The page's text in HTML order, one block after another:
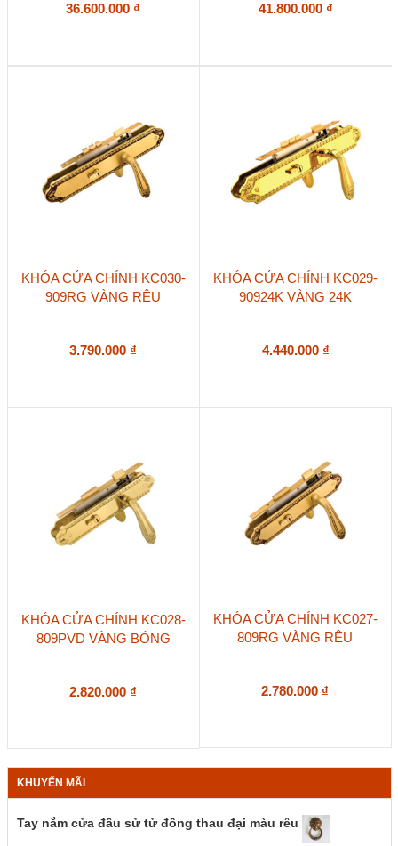
36.600.000 ₫ 41.800.000 ₫
KHÓA CỬA CHÍNH KC030-
909RG VÀNG RÊU
3.790.000 ₫
KHÓA CỬA CHÍNH KC029-
90924K VÀNG 24K
4.440.000 ₫
KHÓA CỬA CHÍNH KC028-
809PVD VÀNG BÓNG
2.820.000 ₫
KHÓA CỬA CHÍNH KC027-
809RG VÀNG RÊU
2.780.000 ₫
KHUYẾN MÃI
Tay nắm cửa đầu sử tử đồng thau đại màu rêu